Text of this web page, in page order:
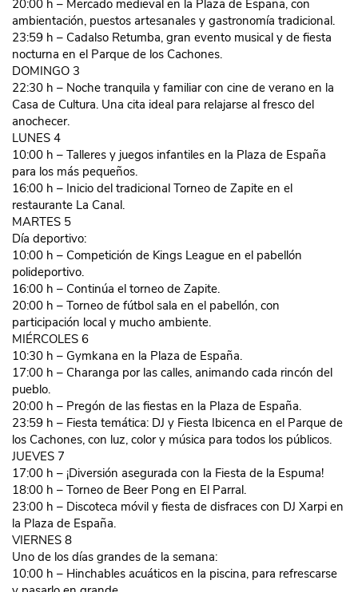
20:00 h – Mercado medieval en la Plaza de España, con
ambientación, puestos artesanales y gastronomía tradicional.
23:59 h – Cadalso Retumba, gran evento musical y de fiesta
nocturna en el Parque de los Cachones.
DOMINGO 3
22:30 h – Noche tranquila y familiar con cine de verano en la
Casa de Cultura. Una cita ideal para relajarse al fresco del
anochecer.
LUNES 4
10:00 h – Talleres y juegos infantiles en la Plaza de España
para los más pequeños.
16:00 h – Inicio del tradicional Torneo de Zapite en el
restaurante La Canal.
MARTES 5
Día deportivo:
10:00 h – Competición de Kings League en el pabellón
polideportivo.
16:00 h – Continúa el torneo de Zapite.
20:00 h – Torneo de fútbol sala en el pabellón, con
participación local y mucho ambiente.
MIÉRCOLES 6
10:30 h – Gymkana en la Plaza de España.
17:00 h – Charanga por las calles, animando cada rincón del
pueblo.
20:00 h – Pregón de las fiestas en la Plaza de España.
23:59 h – Fiesta temática: DJ y Fiesta Ibicenca en el Parque de
los Cachones, con luz, color y música para todos los públicos.
JUEVES 7
17:00 h – ¡Diversión asegurada con la Fiesta de la Espuma!
18:00 h – Torneo de Beer Pong en El Parral.
23:00 h – Discoteca móvil y fiesta de disfraces con DJ Xarpi en
la Plaza de España.
VIERNES 8
Uno de los días grandes de la semana:
10:00 h – Hinchables acuáticos en la piscina, para refrescarse